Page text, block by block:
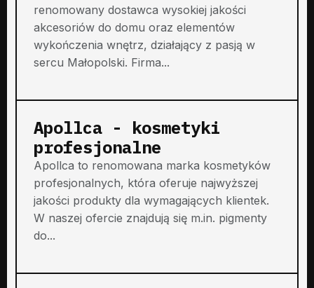
renomowany dostawca wysokiej jakości
akcesoriów do domu oraz elementów
wykończenia wnętrz, działający z pasją w
sercu Małopolski. Firma...
Apollca - kosmetyki
profesjonalne
Apollca to renomowana marka kosmetyków
profesjonalnych, która oferuje najwyższej
jakości produkty dla wymagających klientek.
W naszej ofercie znajdują się m.in. pigmenty
do...